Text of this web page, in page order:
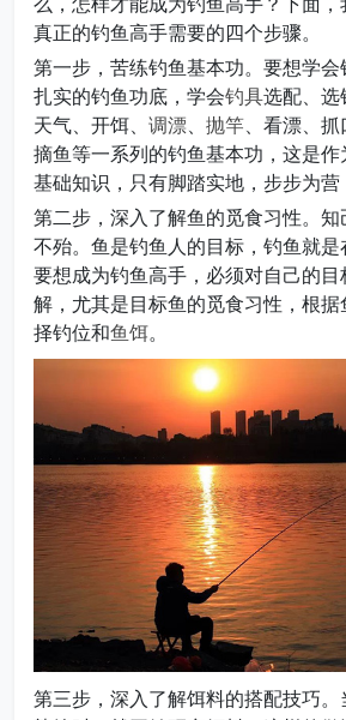
真正的钓鱼高手需要的四个步骤。
第一步，苦练钓鱼基本功。要想学
扎实的钓鱼功底，学会钓具选配、选
天气、开饵、 调漂、 抛竿、看漂、抓
摘鱼等一系列的钓鱼基本功，这是
基础知识，只有脚踏实地，步步为营
第二步，深入了解鱼的觅食习性。
不殆。鱼是钓鱼人的目标，钓鱼就是
要想成为钓鱼高手，必须对自己的目
解，尤其是目标鱼的觅食习性，根
择钓位和鱼饵。
第三步，深入了解饵料的搭配技巧